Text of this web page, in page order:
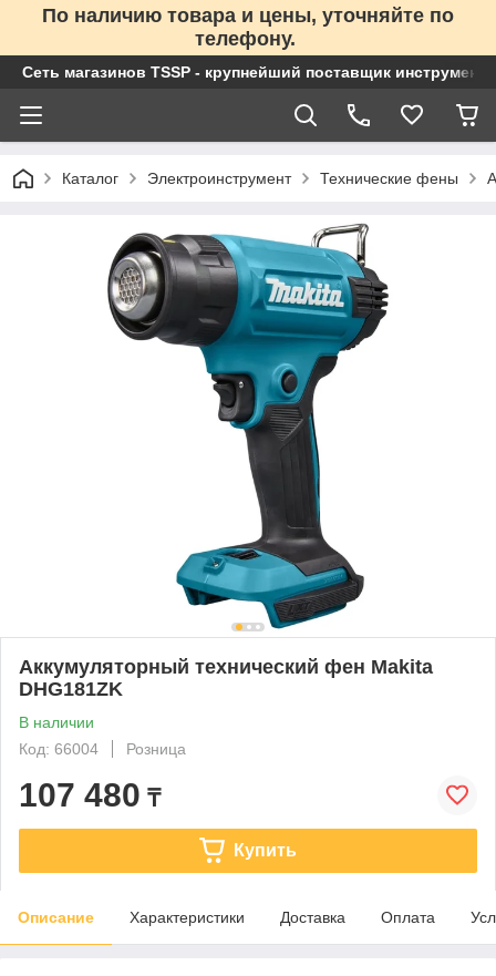
По наличию товара и цены, уточняйте по
телефону.
Сеть магазинов TSSP - крупнейший поставщик
Каталог Электроинструмент Технические фены
Аккумуляторный технический фен Makita
DHG181ZK
В наличии
Код: 66004
Розница
107 480 ₸
Купить
Описание Характеристики Доставка Оплата